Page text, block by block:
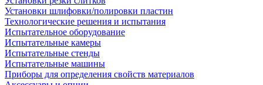
Установки шлифовки/полировки пластин
Технологические решения и испытания
Испытательное оборудование
Испытательные камеры
Испытательные стенды
Испытательные машины
Приборы для определения свойств материалов